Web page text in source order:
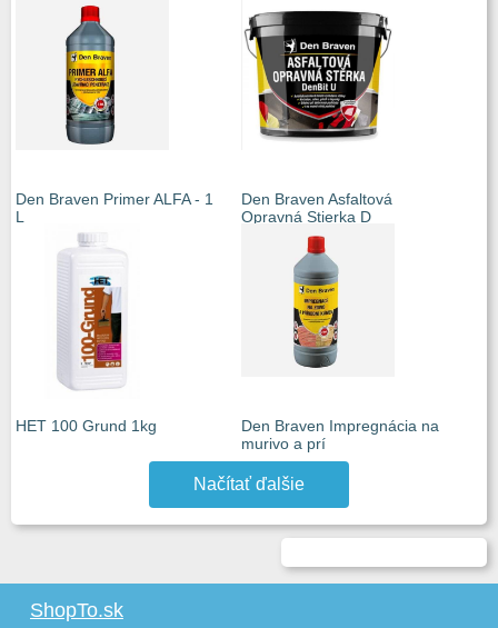
Den Braven Primer ALFA - 1
L
Den Braven Asfaltová
Opravná Stierka D
HET 100 Grund 1kg
Den Braven Impregnácia na
murivo a prí
Načítať ďalšie
ShopTo.sk